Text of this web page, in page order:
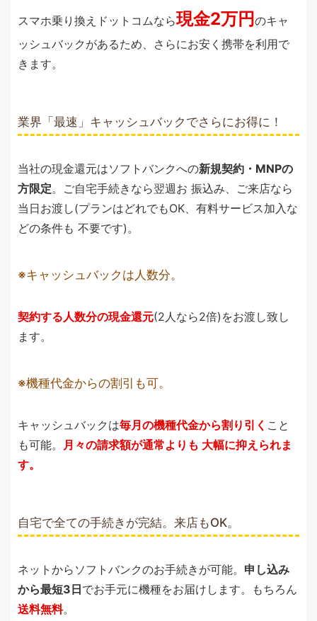
スマホ乗り換えドットコムなら現金2万円 のキャ
ッシュバックがあるため、さらにお安く携帯を利用で
きます。
業界「最速」キャッシュバックでさらにお得に！
当社の現金還元はソフトバンクへの新規契約・MNPの
方限定。ご自宅手続きなら翌週お 振込み、ご来店なら
当日お渡し(プランはどれでもOK、有料サービス加入な
どの条件も 不要です)。
キャッシュバックは人数分。
契約する人数分の現金還元(2人なら2倍)をお渡し致し
ます。
機種代金からの割引も可。
キャッシュバックは毎月の機種代金から割り引く こと
も可能。 月々の請求額が通常よりも 大幅に抑えられま
す。
自宅で全ての手続きが完結。来店もOK。
ネットからソフトバンクのお手続きが可能。 申し込み
から最短3日でお手元に機種をお届けします。もちろん
送料無料。